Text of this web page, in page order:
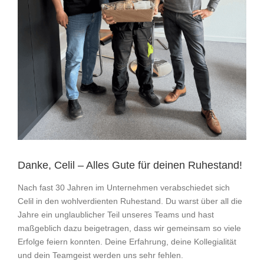
Danke, Celil – Alles Gute für deinen Ruhestand!
Nach fast 30 Jahren im Unternehmen verabschiedet sich
Celil in den wohlverdienten Ruhestand. Du warst über all die
Jahre ein unglaublicher Teil unseres Teams und hast
maßgeblich dazu beigetragen, dass wir gemeinsam so viele
Erfolge feiern konnten. Deine Erfahrung, deine Kollegialität
und dein Teamgeist werden uns sehr fehlen.